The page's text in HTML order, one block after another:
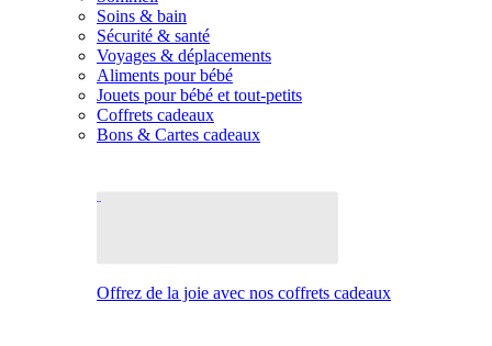
Soins & bain
Sécurité & santé
Voyages & déplacements
Aliments pour bébé
Jouets pour bébé et tout-petits
Coffrets cadeaux
Bons & Cartes cadeaux
Offrez de la joie avec nos coffrets cadeaux